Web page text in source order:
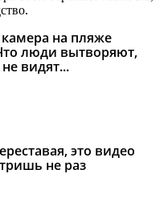
на пляже
люди вытворяют,
видят...
это видео
не раз